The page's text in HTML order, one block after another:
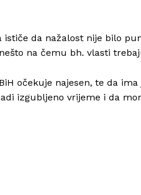
da nažalost nije bilo
na čemu bh. vlasti
očekuje najesen, te da
izgubljeno vrijeme i da